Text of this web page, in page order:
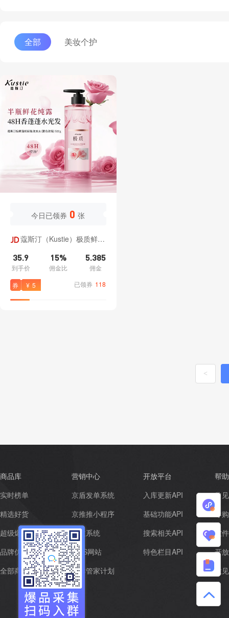
程
序
我
全部 美妆个护
分
转
今日已领券 0 张
蔻斯汀（Kustie）极质鲜花
香男士控油蓬松柔顺品牌正品
【雾色玫瑰】蓬松轻盈洗发水
500g
35.9
到手价
15%
佣金比
5.385
佣金
券
¥ 5 已领券 118
<
商品库
实时榜单
精选好货
超级爆品
品牌优选
全部商品
营销中心
京盾发单系统
京推推小程序
京枝系统
CMS网站
社群管家计划
开放平台
入库更新API
基础功能API
搜索相关API
特色栏目API
帮
常
导
软
开
意